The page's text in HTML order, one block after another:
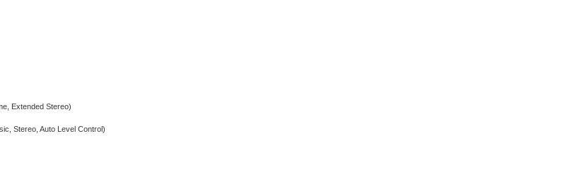
Extended Stereo)
Stereo, Auto Level Control)